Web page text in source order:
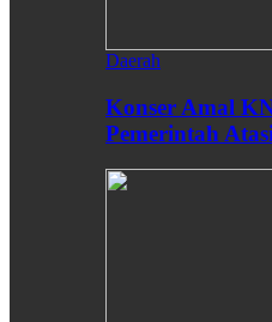
Daerah
Konser Amal
Pemerintah